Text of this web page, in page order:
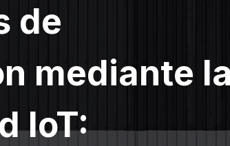
de
mediante la
IoT: